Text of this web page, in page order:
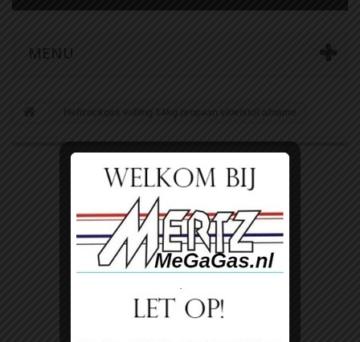
MENU
Heftruckgas vulling 14kg propaan vloeistof afname